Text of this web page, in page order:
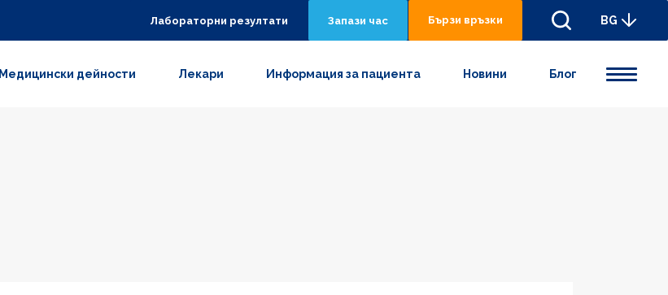
Лабораторни резултати Запази час Бързи връзки BG
Медицински дейности Лекари Информация за пациента Новини Блог